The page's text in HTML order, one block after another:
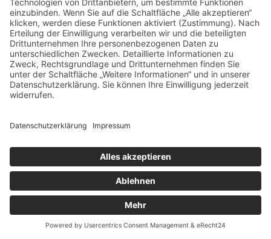
(„Google“), Gordon House, Barrow Street, Dublin 4,
Irland.
Wir nutzen YouTube im erweiterten Datenschutzmodus.
Dieser Modus bewirkt laut YouTube, dass YouTube keine
Informationen über die Besucher auf dieser Website
Weitergabe von Daten an YouTube-Partner wird durch
zwingend ausgeschlossen. So stellt YouTube –
unabhängig davon, ob Sie sich ein Video ansehen – eine
Verbindung zum Google DoubleClick-Netzwerk her.
Sobald Sie ein YouTube-Video auf dieser Website
starten, wird eine Verbindung zu den Servern von